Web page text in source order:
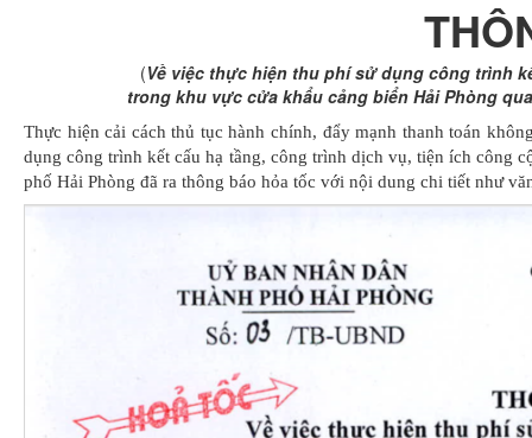
(Về việc thực hiện thu phí sử dụng công trình
trong khu vực cửa khẩu cảng biển Hải Phòng
Thực hiện cải cách thủ tục hành chính, đẩy mạnh thanh toán
dụng công trình kết cấu hạ tầng, công trình dịch vụ, tiện ích công
phố Hải Phòng đã ra thông báo hỏa tốc với nội dung chi tiết như